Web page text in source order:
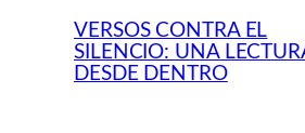
VERSOS CONTRA EL
SILENCIO: UNA
DESDE DENTRO